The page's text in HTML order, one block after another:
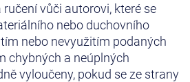
vůči autorovi, které se
nebo duchovního
nebo nevyužitím podaných
chybných a neúplných
vyloučeny, pokud se ze strany